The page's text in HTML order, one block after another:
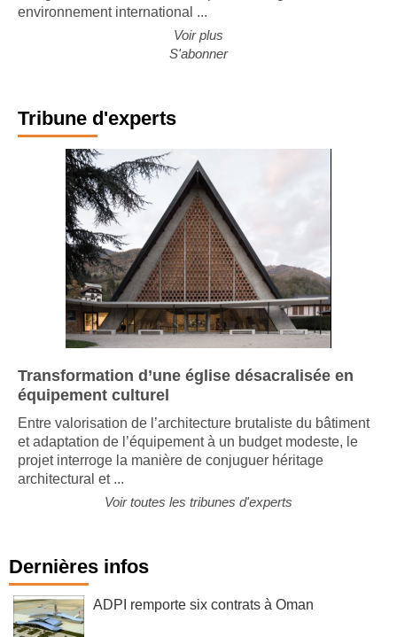
environnement international ...
Voir plus
S'abonner
Tribune d'experts
Transformation d’une église désacralisée en
équipement culturel
Entre valorisation de l’architecture brutaliste du bâtiment
et adaptation de l’équipement à un budget modeste, le
projet interroge la manière de conjuguer héritage
architectural et ...
Voir toutes les tribunes d'experts
Dernières infos
ADPI remporte six contrats à Oman